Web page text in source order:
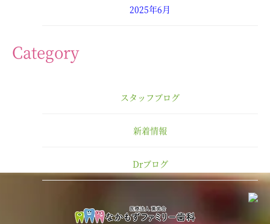
2025年6月
2024年12月
2024年11月
Category
スタッフブログ
新着情報
Drブログ